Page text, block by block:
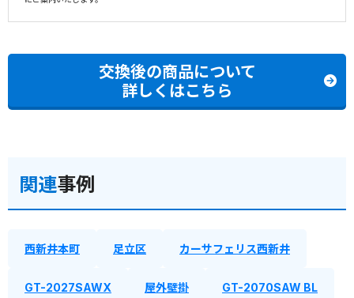
交換後の商品について
詳しくはこちら
関連事例
西新井本町 足立区 カーサフェリス西新井
GT-2027SAWX 屋外壁掛 GT-2070SAW BL